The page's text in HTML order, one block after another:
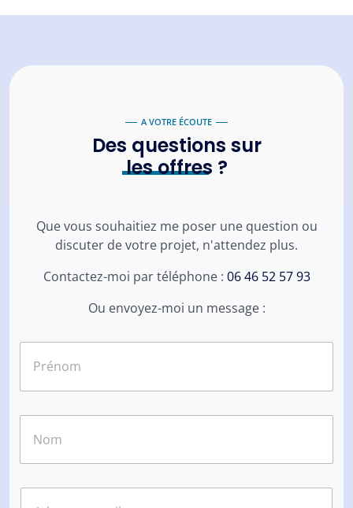
A VOTRE ÉCOUTE
Des questions sur
les offres ?
Que vous souhaitiez me poser une question ou
discuter de votre projet, n'attendez plus.
Contactez-moi par téléphone : 06 46 52 57 93
Ou envoyez-moi un message :
E